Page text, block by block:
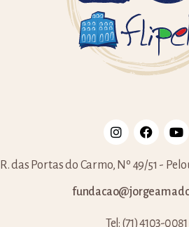
R. das Portas do Carmo, Nº 49/51 -
Tel: (71) 4103-0081